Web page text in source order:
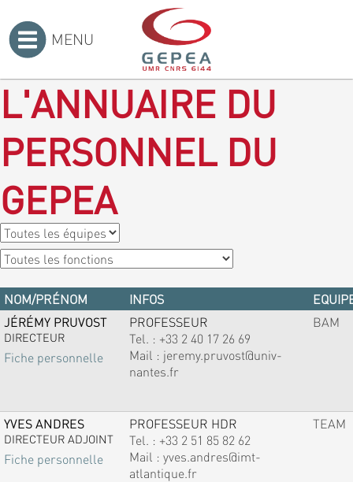
MENU
L'ANNUAIRE DU
PERSONNEL DU
GEPEA
NOM/PRÉNOM INFOS
JÉRÉMY PRUVOST
DIRECTEUR
Fiche personnelle
PROFESSEUR
Tel. : +33 2 40 17 26 69
Mail : jeremy.pruvost@univ-
nantes.fr
BAM
YVES ANDRES
DIRECTEUR ADJOINT
Fiche personnelle
PROFESSEUR HDR
Tel. : +33 2 51 85 82 62
Mail : yves.andres@imt-
atlantique.fr
TEAM